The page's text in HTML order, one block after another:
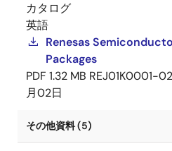
カタログ
英語
Renesas
Packages
PDF 1.32 MB REJ01K0001-
月02日
その他資料 (5)